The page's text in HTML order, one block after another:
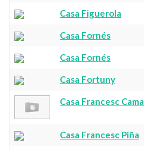
Casa Figuerola
Casa Fornés
Casa Fornés
Casa Fortuny
Casa Francesc Cama
Casa Francesc Piña